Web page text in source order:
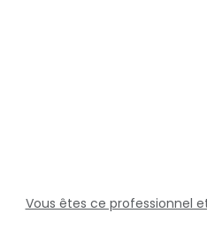
Vous êtes ce professionnel